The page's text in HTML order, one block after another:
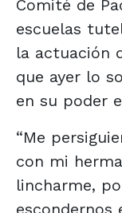
Comité de
escuelas
la actuación
que ayer lo
en su poder
“Me
con mi
lincharme,
escondernos